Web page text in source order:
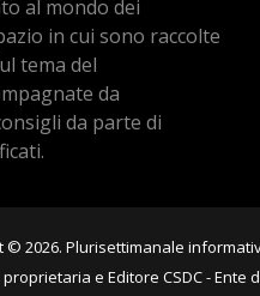
al mondo dei
in cui sono raccolte
tema del
da
da parte di
2026. Plurisettimanale
e Editore CSDC - Ente